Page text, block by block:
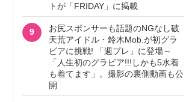
トが「FRIDAY」に掲載
9
お尻スポンサーも話題のNGなし破
天荒アイドル・鈴木Mob.が初グラ
ビアに挑戦! 「週プレ」に登場～
「人生初のグラビア!!!しかも5水着
も着てます」。撮影の裏側動画も公
開